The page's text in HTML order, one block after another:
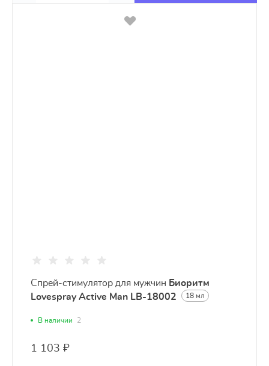
Спрей-стимулятор для мужчин Биоритм
Lovespray Active Man LB-18002
18 мл
В наличии 2
1 103 ₽